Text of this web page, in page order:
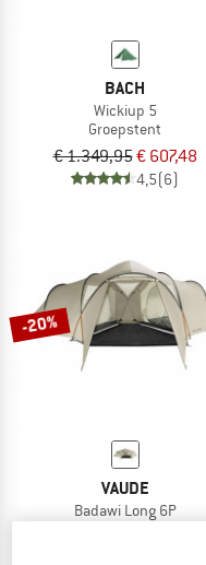
BACH
Wickiup 5
Groepstent
€ 1.349,95€ 607,48
4,5(6)
-20%
VAUDE
Badawi Long 6P